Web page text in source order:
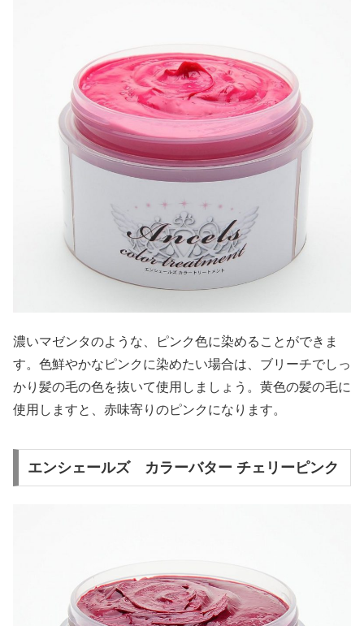
濃いマゼンタのような、ピンク色に染めることができま
す。色鮮やかなピンクに染めたい場合は、ブリーチでしっ
かり髪の毛の色を抜いて使用しましょう。黄色の髪の毛に
使用しますと、赤味寄りのピンクになります。
エンシェールズ カラーバター チェリーピンク